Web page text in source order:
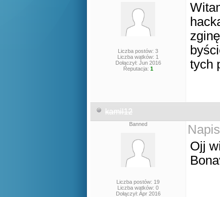
Liczba postów: 3
Liczba wątków: 1
Dołączył: Jun 2016
Reputacja: 1
tych
kamil12
Banned
Liczba postów: 19
Liczba wątków: 0
Dołączył: Apr 2016
Ojj